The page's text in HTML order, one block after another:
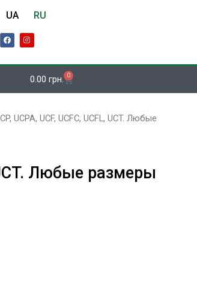
UA RU
F
a
b
I
n
a
m
0.00 грн. 0
Корзина
UCPA, UCF, UCFC, UCFL, UCT. Любые
Любые размеры